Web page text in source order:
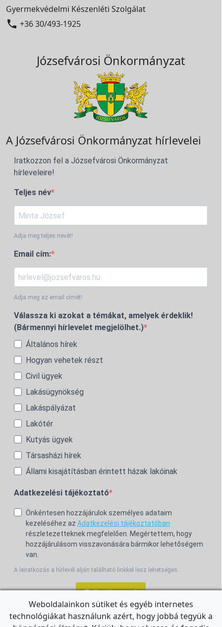
Gyermekvédelmi Készenléti Szolgálat
 +36 30/493-1925
Józsefvárosi Önkormányzat
A Józsefvárosi Önkormányzat hírlevelei
Iratkozzon fel a Józsefvárosi Önkormányzat
hírleveleire!
Teljes név
Adja meg teljes nevét!
Email cím:
Adja meg az email címét!
Válassza ki azokat a témákat, amelyek érdeklik!
(Bármennyi hírlevelet megjelölhet.)
Általános hírek
Hogyan vehetek részt
Civil ügyek
Lakásügynökség
Lakáspályázat
Lakótér
Kutyás ügyek
Társasházi hírek
Állami kisajátításban érintett házak lakóinak
Adatkezelési tájékoztató
Önkéntesen hozzájárulok személyes adataim
kezeléséhez az Adatkezelési tájékoztatóban
részletezetteknek megfelelően. Megértettem, hogy
hozzájárulásom visszavonására bármikor lehetőségem
van.
A leiratkozás a hírlevél alján található linkkel lesz lehetséges.
Feliratkozom!
Weboldalainkon sütiket és egyéb internetes
technológiákat használunk azért, hogy jobbá tegyük a